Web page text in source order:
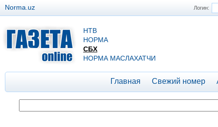
Логин:
Norma.uz
НТВ
НОРМА
СБХ
НОРМА МАСЛАХАТЧИ
Главная Свежий номер